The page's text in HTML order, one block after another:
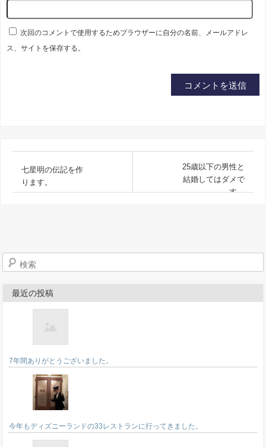
次回のコメントで使用するためブラウザーに自分の名前、メールアドレ
ス、サイトを保存する。
七星明の伝記を作
ります。
25歳以下の男性と
結婚してはダメで
す。
検索
最近の投稿
7年間ありがとうございました。
今年もディズニーランドの33レストランに行ってきました。